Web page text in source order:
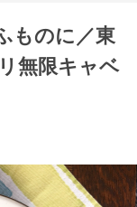
ものに／東
無限キャベ